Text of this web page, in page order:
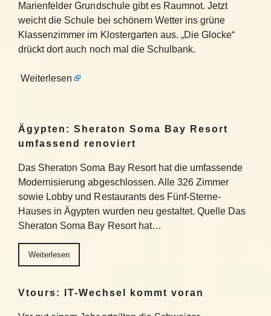
Marienfelder Grundschule gibt es Raumnot. Jetzt
weicht die Schule bei schönem Wetter ins grüne
Klassenzimmer im Klostergarten aus. „Die Glocke“
drückt dort auch noch mal die Schulbank.
Weiterlesen
Ägypten: Sheraton Soma Bay Resort
umfassend renoviert
Das Sheraton Soma Bay Resort hat die umfassende
Modernisierung abgeschlossen. Alle 326 Zimmer
sowie Lobby und Restaurants des Fünf-Sterne-
Hauses in Ägypten wurden neu gestaltet. Quelle Das
Sheraton Soma Bay Resort hat…
Weiterlesen
Vtours: IT-Wechsel kommt voran